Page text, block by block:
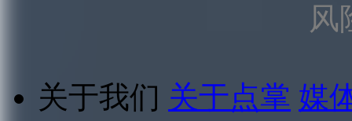
风
关于我们 关于点掌 媒